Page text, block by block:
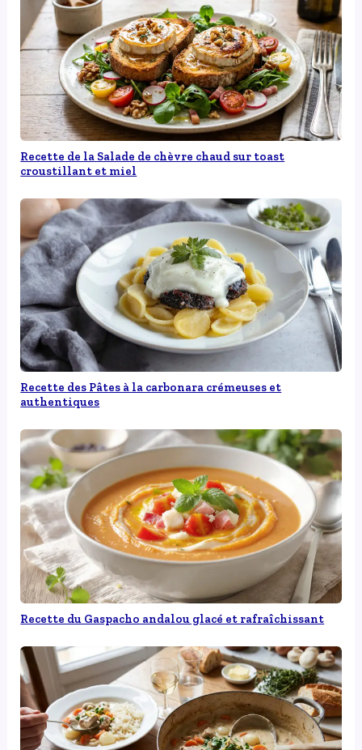
Recette de la Salade de chèvre chaud sur toast
croustillant et miel
Recette des Pâtes à la carbonara crémeuses et
authentiques
Recette du Gaspacho andalou glacé et rafraîchissant